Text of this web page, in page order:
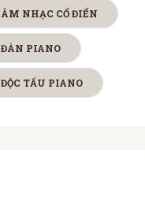
ÂM NHẠC CỔ ĐIỂN
ĐÀN PIANO
ĐỘC TẤU PIANO